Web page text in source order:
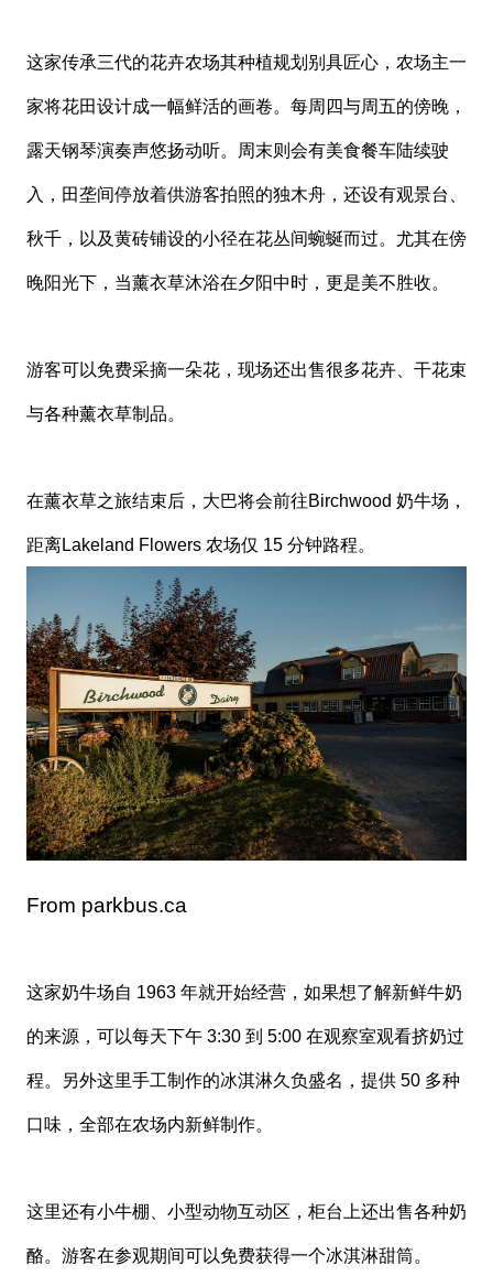
这家传承三代的花卉农场其种植规划别具匠心，农场主一
家将花田设计成一幅鲜活的画卷。每周四与周五的傍晚，
露天钢琴演奏声悠扬动听。周末则会有美食餐车陆续驶
入，田垄间停放着供游客拍照的独木舟，还设有观景台、
秋千，以及黄砖铺设的小径在花丛间蜿蜒而过。尤其在傍
晚阳光下，当薰衣草沐浴在夕阳中时，更是美不胜收。
游客可以免费采摘一朵花，现场还出售很多花卉、干花束
与各种薰衣草制品。
在薰衣草之旅结束后，大巴将会前往Birchwood 奶牛场，
距离Lakeland Flowers 农场仅 15 分钟路程。
From parkbus.ca
这家奶牛场自 1963 年就开始经营，如果想了解新鲜牛奶
的来源，可以每天下午 3:30 到 5:00 在观察室观看挤奶过
程。另外这里手工制作的冰淇淋久负盛名，提供 50 多种
口味，全部在农场内新鲜制作。
这里还有小牛棚、小型动物互动区，柜台上还出售各种奶
酪。游客在参观期间可以免费获得一个冰淇淋甜筒。